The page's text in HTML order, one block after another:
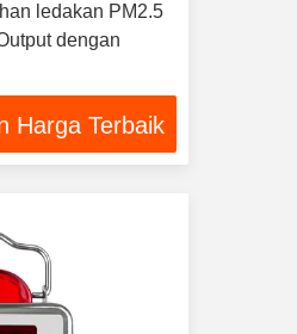
ledakan PM2.5
dengan
Harga Terbaik